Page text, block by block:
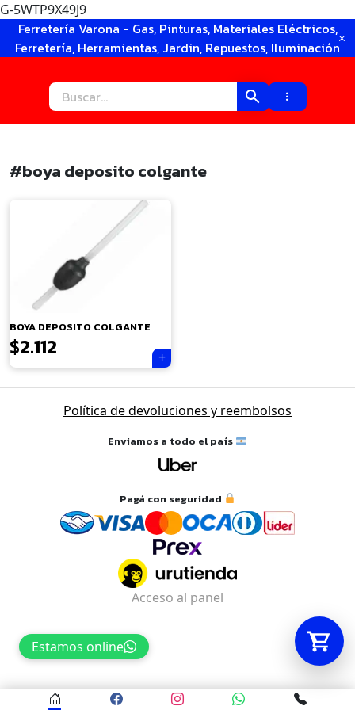
G-5WTP9X49J9
Ferretería Varona - Gas, Pinturas, Materiales Eléctricos,
Ferretería, Herramientas, Jardin, Repuestos, Iluminación
#boya deposito colgante
BOYA DEPOSITO COLGANTE
$2.112
Política de devoluciones y reembolsos
Enviamos a todo el país
Pagá con seguridad
Estamos online
Acceso al panel
Tu carrito está vacío.
automáticamente.